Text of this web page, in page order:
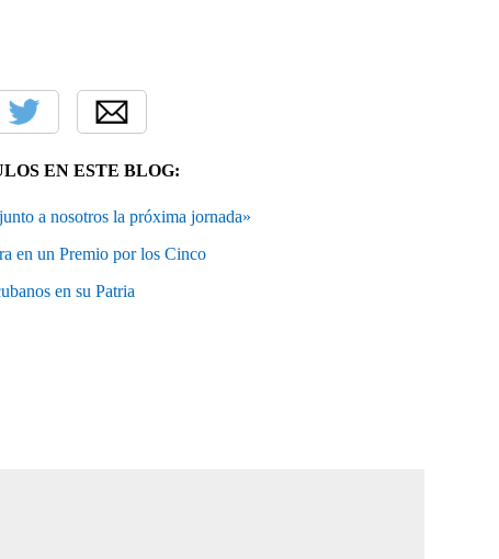
EN ESTE BLOG:
a nosotros la próxima jornada»
en un Premio por los Cinco
en su Patria